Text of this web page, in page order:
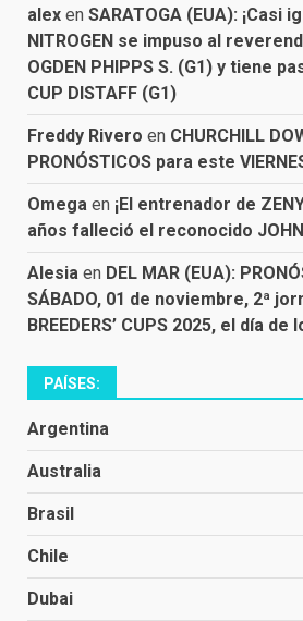
alex en SARATOGA (EUA): ¡Casi
NITROGEN se impuso al
OGDEN PHIPPS S. (G1) y tiene
CUP DISTAFF (G1)
Freddy Rivero en CHURCHILL
PRONÓSTICOS para este
Omega en ¡El entrenador de
años falleció el reconocido JOHN
Alesia en DEL MAR (EUA):
SÁBADO, 01 de noviembre, 2ª
BREEDERS’ CUPS 2025, el día
PAÍSES:
Argentina
Australia
Brasil
Chile
Dubai